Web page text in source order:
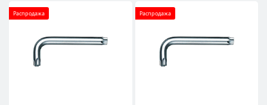
Распродажа Распродажа